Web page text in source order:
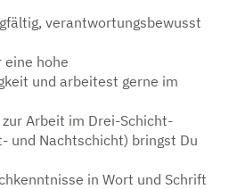
verantwortungsbewusst
hohe
und arbeitest gerne im
Arbeit im Drei-Schicht-
und Nachtschicht) bringst Du
in Wort und Schrift